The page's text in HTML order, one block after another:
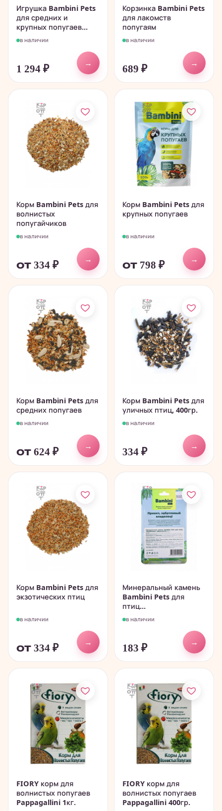
Игрушка Bambini Pets
для средних и
крупных попугаев...
в наличии
1 294 ₽
→
Корзинка Bambini Pets
для лакомств
попугаям
в наличии
689 ₽
→
Корм Bambini Pets для
волнистых
попугайчиков
в наличии
от 334 ₽
→
Корм Bambini Pets для
крупных попугаев
в наличии
от 798 ₽
→
Корм Bambini Pets для
средних попугаев
в наличии
от 624 ₽
→
Корм Bambini Pets для
уличных птиц, 400гр.
в наличии
334 ₽
→
Корм Bambini Pets для
экзотических птиц
в наличии
от 334 ₽
→
Минеральный камень
Bambini Pets для
птиц...
в наличии
183 ₽
→
FIORY корм для
волнистых попугаев
Pappagallini 1кг.
FIORY корм для
волнистых попугаев
Pappagallini 400гр.